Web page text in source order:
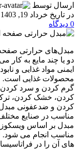
ارسال توسط
در تاریخ خرداد 19, 1403
0 دیدگاه
مبدل‌های حرارتی صفحه
دو یا چند مایع به کار
ایمنی مواد غذایی و
محصولات غذایی است.
گرم کردن و سرد کردن
کردن، خشک کردن،
کردن و ضدعفونی
مناسب در صنایع
مبدل بر اساس
مناسب انجام می
های آن را در